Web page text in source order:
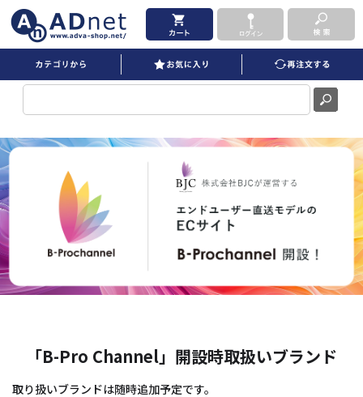
「B-Pro Channel」開設時取扱いブランド
取り扱いブランドは随時追加予定です。